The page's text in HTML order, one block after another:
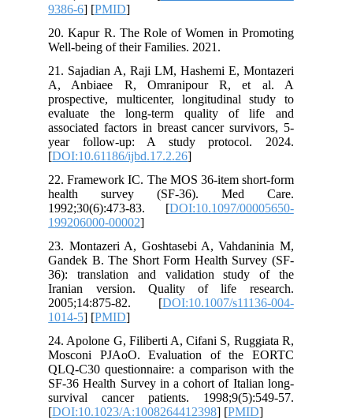
9386-6] [PMID
20. Kapur R. The Role of Women in Promoting
Well-being of their Families. 2021.
21. Sajadian A, Raji LM, Hashemi E, Montazeri
A, Anbiaee R, Omranipour R, et al. A
prospective, multicenter, longitudinal study to
evaluate the long-term quality of life and
associated factors in breast cancer survivors, 5-
year follow-up: A study protocol. 2024.
[DOI:10.61186/ijbd.17.2.26
22. Framework IC. The MOS 36-item short-form
health survey (SF-36). Med Care.
1992;30(6):473-83. [DOI:10.1097/00005650-
199206000-00002
23. Montazeri A, Goshtasebi A, Vahdaninia M,
Gandek B. The Short Form Health Survey (SF-
36): translation and validation study of the
Iranian version. Quality of life research.
2005;14:875-82. [DOI:10.1007/s11136-004-
1014-5] [PMID
24. Apolone G, Filiberti A, Cifani S, Ruggiata R,
Mosconi PJAoO. Evaluation of the EORTC
QLQ-C30 questionnaire: a comparison with the
SF-36 Health Survey in a cohort of Italian long-
survival cancer patients. 1998;9(5):549-57.
[DOI:10.1023/A:1008264412398] [PMID